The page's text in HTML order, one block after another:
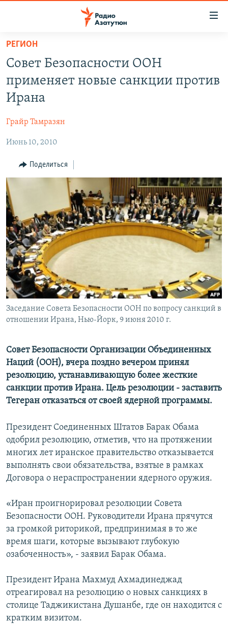
Перейти
основному
содержанию
Перейти
основной
навигации
Перейти
поиску
ПОЛИТИКА
ЭКОНОМИКА
РЕГИОН
НАГОРНЫЙ КАРАБАХ
СПОРТ
АРХИВ
Հայերեն
English
Русский
Все сайты Радио Азатутюн
РЕГИОН
Совет Безопасности ООН
применяет новые санкции против
Ирана
Грайр Тамразян
Июнь 10, 2010
Поделиться
Заседание Совета Безопасности ООН по вопросу санкций в
отношении Ирана, Нью-Йорк, 9 июня 2010 г.
Совет Безопасности Организации Объединенных
Наций (ООН), вчера поздно вечером принял
резолюцию, устанавливающую более жесткие
санкции против Ирана. Цель резолюции - заставить
Тегеран отказаться от своей ядерной программы.
Президент Соединенных Штатов Барак Обама
одобрил резолюцию, отметив, что на протяжении
многих лет иранское правительство отказывается
выполнять свои обязательства, взятые в рамках
Договора о нераспространении ядерного оружия.
«Иран проигнорировал резолюции Совета
Безопасности ООН. Руководители Ирана прячутся
за громкой риторикой, предпринимая в то же
время шаги, которые вызывают глубокую
озабоченность», - заявил Барак Обама.
Президент Ирана Махмуд Ахмадинеджад
отреагировал на резолюцию о новых санкциях в
столице Таджикистана Душанбе, где он находится с
кратким визитом.